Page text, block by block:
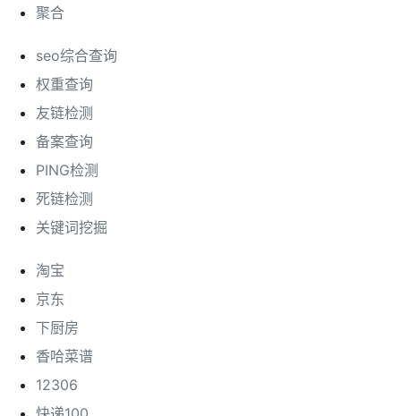
聚合
seo综合查询
权重查询
友链检测
备案查询
PING检测
死链检测
关键词挖掘
淘宝
京东
下厨房
香哈菜谱
12306